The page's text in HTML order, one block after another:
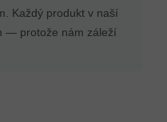
Každý produkt v naší
— protože nám záleží